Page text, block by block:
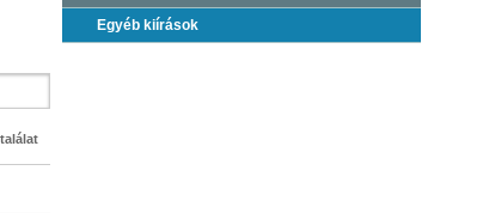
Egyéb kiírások